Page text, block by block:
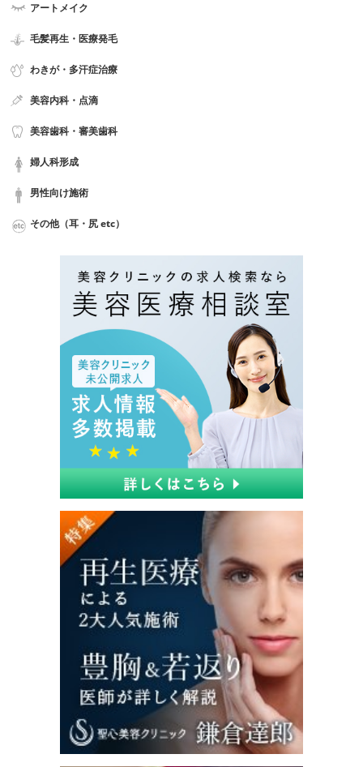
アートメイク
毛髪再生・医療発毛
わきが・多汗症治療
美容内科・点滴
美容歯科・審美歯科
婦人科形成
男性向け施術
その他（耳・尻 etc）